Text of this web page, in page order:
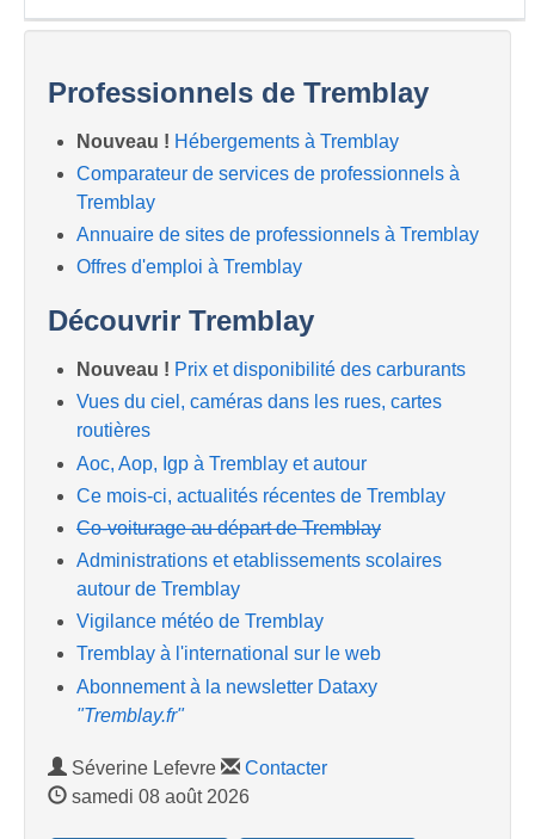
Professionnels de Tremblay
Nouveau ! Hébergements à Tremblay
Comparateur de services de professionnels à
Tremblay
Annuaire de sites de professionnels à Tremblay
Offres d'emploi à Tremblay
Découvrir Tremblay
Nouveau ! Prix et disponibilité des carburants
Vues du ciel, caméras dans les rues, cartes
routières
Aoc, Aop, Igp à Tremblay et autour
Ce mois-ci, actualités récentes de Tremblay
Co-voiturage au départ de Tremblay
Administrations et etablissements scolaires
autour de Tremblay
Vigilance météo de Tremblay
Tremblay à l'international sur le web
Abonnement à la newsletter Dataxy
"Tremblay.fr"
Séverine Lefevre
Contacter
samedi 08 août 2026